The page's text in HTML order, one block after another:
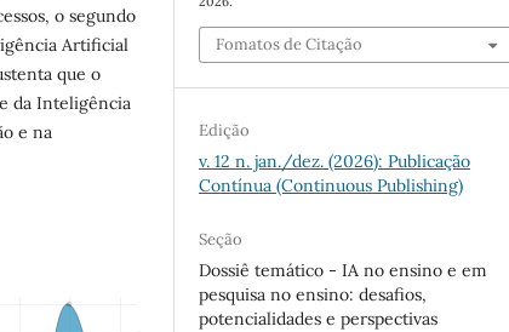
o segundo
Artificial
que o
da Inteligência
e na
Fomatos de Citação
Edição
v. 12 n. jan./dez. (2026): Publicação
Contínua (Continuous Publishing)
Seção
Dossiê temático - IA no ensino e em
pesquisa no ensino: desafios,
potencialidades e perspectivas